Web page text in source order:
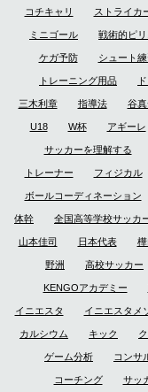
コチキャリ ストライカ
ミニゴール 戦術的ピ
ケガ予防 シュート練
トレーニング用品
三木利章 指導法 谷
U18 W杯 アギーレ
サッカーを理解する
トレーナー フィジカル
ボールコーディネーション
体幹 全国高等学校サッカ
山本佳司 日本代表
野洲 高校サッカー
KENGOアカデミー
イニエスタ イニエスタメ
カルシウム キック
ゲーム分析 コンサ
コーチング サッ